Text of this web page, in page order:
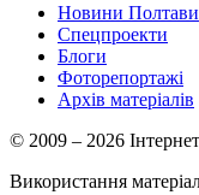
Новини Полтави
Спецпроекти
Блоги
Фоторепортажі
Архів матеріалів
© 2009 – 2026
Використання